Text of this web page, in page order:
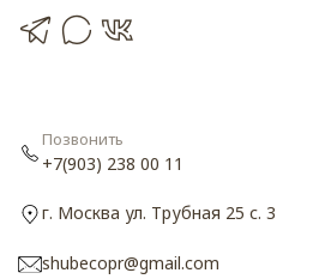
Позвонить
+7(903) 238 00 11
г. Москва ул. Трубная 25 с. 3
shubecopr@gmail.com